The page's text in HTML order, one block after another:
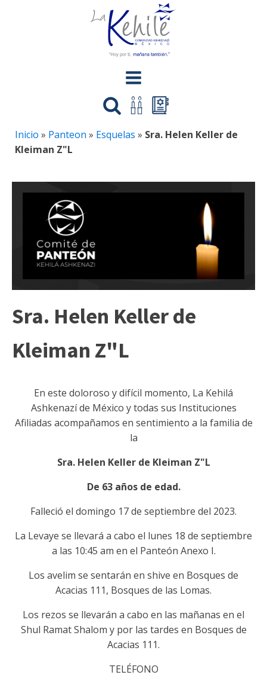
Inicio » Panteon » Esquelas » Sra. Helen Keller de
Kleiman Z"L
Sra. Helen Keller de
Kleiman Z"L
En este doloroso y difícil momento, La Kehilá
Ashkenazí de México y todas sus Instituciones
Afiliadas acompañamos en sentimiento a la familia de
la
Sra. Helen Keller de Kleiman Z"L
De 63 años de edad.
Falleció el domingo 17 de septiembre del 2023.
La Levaye se llevará a cabo el lunes 18 de septiembre
a las 10:45 am en el Panteón Anexo I.
Los avelim se sentarán en shive en Bosques de
Acacias 111, Bosques de las Lomas.
Los rezos se llevarán a cabo en las mañanas en el
Shul Ramat Shalom y por las tardes en Bosques de
Acacias 111.
TELÉFONO